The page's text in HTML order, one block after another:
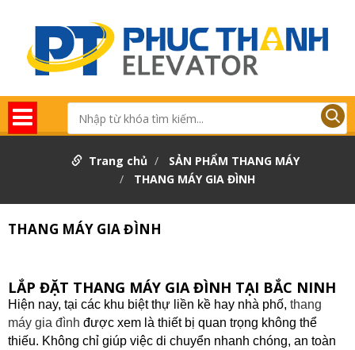
Trang chủ
SẢN PHẨM THANG MÁY
THANG MÁY GIA ĐÌNH
THANG MÁY GIA ĐÌNH
LẮP ĐẶT THANG MÁY GIA ĐÌNH TẠI BẮC NINH
Hiện nay, tại các khu biệt thự liền kề hay nhà phố, thang
máy gia đình được xem là thiết bị quan trọng không thể
thiếu. Không chỉ giúp việc di chuyển nhanh chóng, an toàn